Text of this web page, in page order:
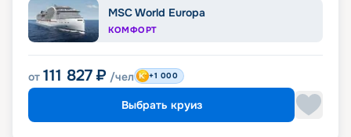
MSC World Europa
КОМФОРТ
от 111 827 ₽ /чел +1 000
Выбрать круиз